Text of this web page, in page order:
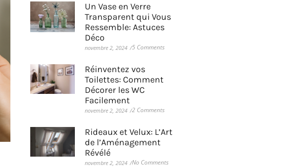
Un Vase en Verre
Transparent qui Vous
Ressemble: Astuces
Déco
novembre 2, 2024 /5 Comments
Réinventez vos
Toilettes: Comment
Décorer les WC
Facilement
novembre 2, 2024 /2 Comments
Rideaux et Velux: L’Art
de l’Aménagement
Révélé
novembre 2, 2024 /No Comments